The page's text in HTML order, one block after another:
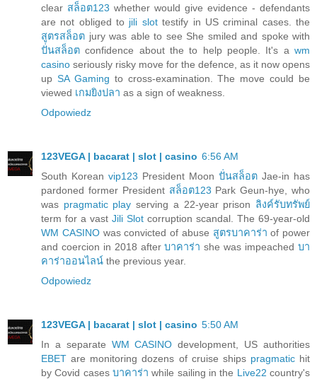
clear สล็อต123 whether would give evidence - defendants
are not obliged to jili slottestify in US criminal cases. the
สูตรสล็อต jury was able to see She smiled and spoke with
ปั่นสล็อต confidence about the to help people. It's a wm
casino seriously risky move for the defence, as it now opens
up SA Gaming to cross-examination. The move could be
viewed เกมยิงปลา as a sign of weakness.
Odpowiedz
123VEGA | bacarat | slot | casino 6:56 AM
South Korean vip123 President Moon ปั่นสล็อต Jae-in has
pardoned former President สล็อต123 Park Geun-hye, who
was pragmatic play serving a 22-year prison ลิงค์รับทรัพย์
term for a vast Jili Slot corruption scandal. The 69-year-old
WM CASINOwas convicted of abuse สูตรบาคาร่า of power
and coercion in 2018 afterบาคาร่า she was impeachedบา
คาร่าออนไลน์ the previous year.
Odpowiedz
123VEGA | bacarat | slot | casino 5:50 AM
In a separate WM CASINO development, US authorities
EBET are monitoring dozens of cruise ships pragmatichit
by Covid cases บาคาร่า while sailing in the Live22 country's